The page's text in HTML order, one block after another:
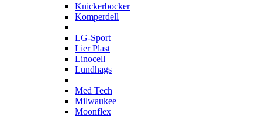
Knickerbocker
Komperdell
LG-Sport
Lier Plast
Linocell
Lundhags
Med Tech
Milwaukee
Moonflex